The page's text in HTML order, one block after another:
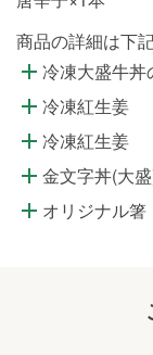
商品の詳細は下
冷凍大盛牛丼
冷凍紅生姜
冷凍紅生姜
金文字丼(大
オリジナル箸